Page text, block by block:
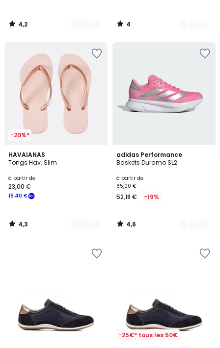
4,2
/
4
/
-20%*
HAVAIANAS
Tongs Hav. Slim
à partir de
18,40 €
23,00 €
4,3
/ 5
4
Couleurs
4,3
/
adidas Performance
Baskets Duramo SL2
à partir de
65,00 €
52,18 € -19%
4,6
/ 5
5
Couleurs
4,6
/
-25€* tous les 50€